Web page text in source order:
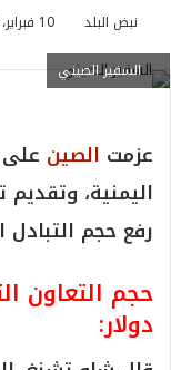
نبض البلد
10 فبراير، 2023
السفير الصيني
عزمت الصين
اليمنية،
رفع حجم التبادل
دولار: